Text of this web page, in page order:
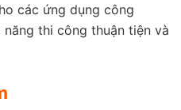
các ứng dụng công
thi công thuận tiện và